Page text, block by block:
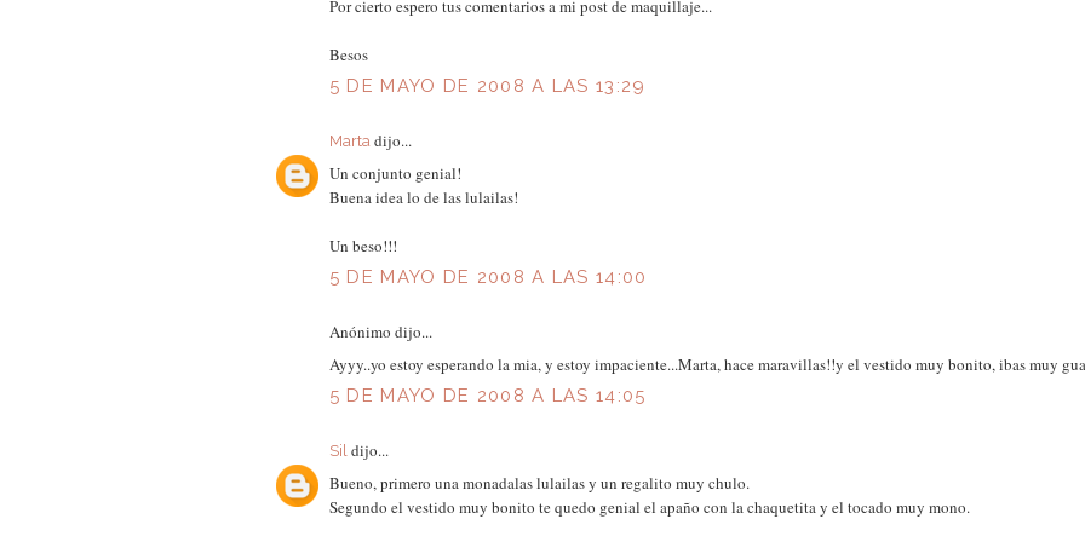
Por cierto espero tus comentarios a mi post de maquillaje...
Besos
5 DE MAYO DE 2008 A LAS 13:29
Martadijo...
Un conjunto genial!
Buena idea lo de las lulailas!
Un beso!!!
5 DE MAYO DE 2008 A LAS 14:00
Anónimo dijo...
Ayyy..yo estoy esperando la mia, y estoy impaciente...Marta, hace maravillas!!y el vestido muy bonito, ibas muy
5 DE MAYO DE 2008 A LAS 14:05
Sil dijo...
Bueno, primero una monadalas lulailas y un regalito muy chulo.
Segundo el vestido muy bonito te quedo genial el apaño con la chaquetita y el tocado muy mono.